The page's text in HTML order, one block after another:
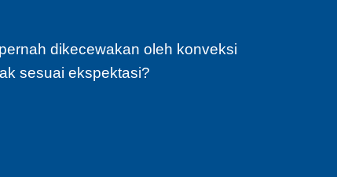
dikecewakan oleh konveksi
sesuai ekspektasi?